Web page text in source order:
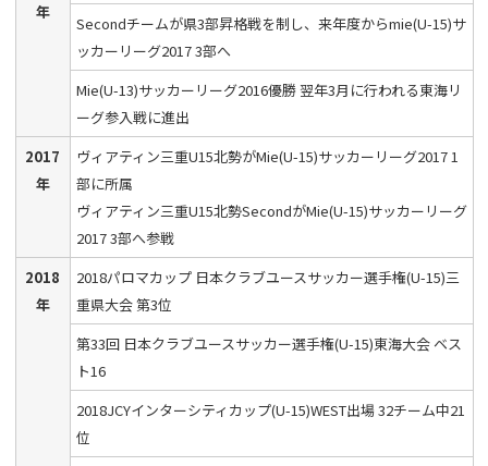
年
Secondチームが県3部昇格戦を制し、来年度からmie(U-15)サ
ッカーリーグ2017 3部へ
Mie(U-13)サッカーリーグ2016優勝 翌年3月に行われる東海リ
ーグ参入戦に進出
2017
年
ヴィアティン三重U15北勢がMie(U-15)サッカーリーグ2017 1
部に所属
ヴィアティン三重U15北勢SecondがMie(U-15)サッカーリーグ
2017 3部へ参戦
2018
年
2018パロマカップ 日本クラブユースサッカー選手権(U-15)三
重県大会 第3位
第33回 日本クラブユースサッカー選手権(U-15)東海大会 ベス
ト16
2018JCYインターシティカップ(U-15)WEST出場 32チーム中21
位